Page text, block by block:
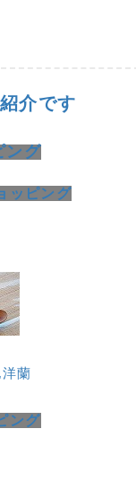
介です
ング
ッピング
蘭
ング